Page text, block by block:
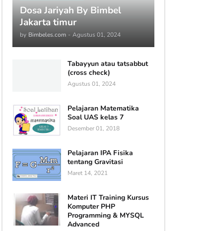
Dosa Jariyah By Bimbel
Jakarta timur
by Bimbeles.com - Agustus 01, 2024
Tabayyun atau tatsabbut
(cross check)
Agustus 01, 2024
Pelajaran Matematika
Soal UAS kelas 7
Desember 01, 2018
Pelajaran IPA Fisika
tentang Gravitasi
Maret 14, 2021
Materi IT Training Kursus
Komputer PHP
Programming & MYSQL
Advanced